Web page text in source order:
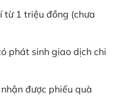
từ 1 triệu đồng (chưa
phát sinh giao dịch chi
được phiếu quà